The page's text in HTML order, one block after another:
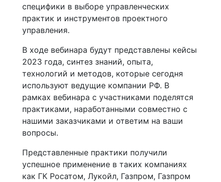
специфики в выборе управленческих
практик и инструментов проектного
управления.
В ходе вебинара будут представлены кейсы
2023 года, синтез знаний, опыта,
технологий и методов, которые сегодня
используют ведущие компании РФ. В
рамках вебинара с участниками поделятся
практиками, наработанными совместно с
нашими заказчиками и ответим на ваши
вопросы.
Представленные практики получили
успешное применение в таких компаниях
как ГК Росатом, Лукойл, Газпром, Газпром